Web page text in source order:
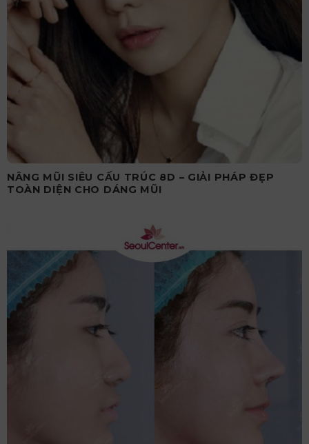
NÂNG MŨI SIÊU CẤU TRÚC 8D – GIẢI PHÁP ĐẸP
TOÀN DIỆN CHO DÁNG MŨI